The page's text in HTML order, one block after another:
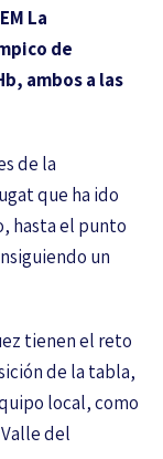
La
de
ambos a las
de la
que ha ido
hasta el punto
un
tienen el reto
de la tabla,
local, como
del